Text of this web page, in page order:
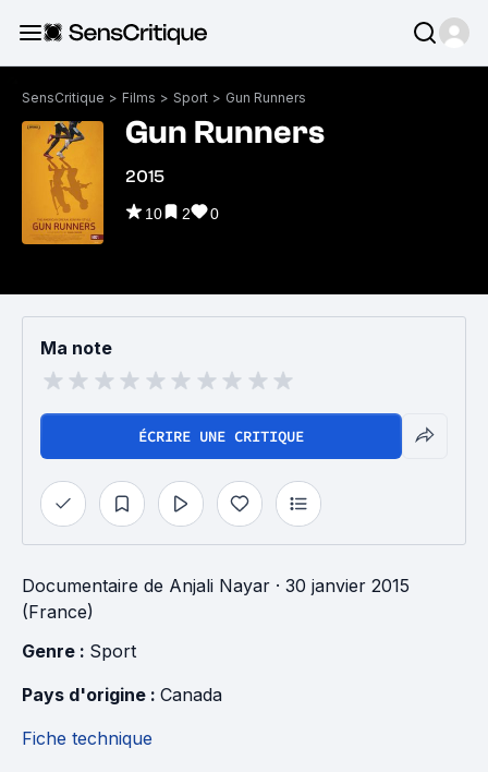
SensCritique > Films > Sport > Gun Runners
Gun Runners
2015
10 2 0
Ma note
ÉCRIRE UNE CRITIQUE
Documentaire de Anjali Nayar · 30 janvier 2015
(France)
Genre : Sport
Pays d'origine : Canada
Fiche technique